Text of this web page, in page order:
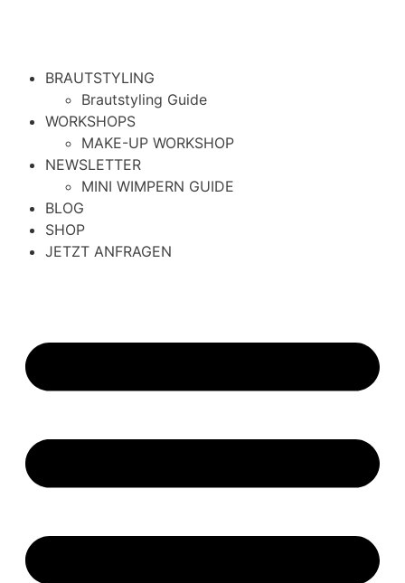
BRAUTSTYLING
Brautstyling Guide
WORKSHOPS
MAKE-UP WORKSHOP
NEWSLETTER
MINI WIMPERN GUIDE
BLOG
SHOP
JETZT ANFRAGEN